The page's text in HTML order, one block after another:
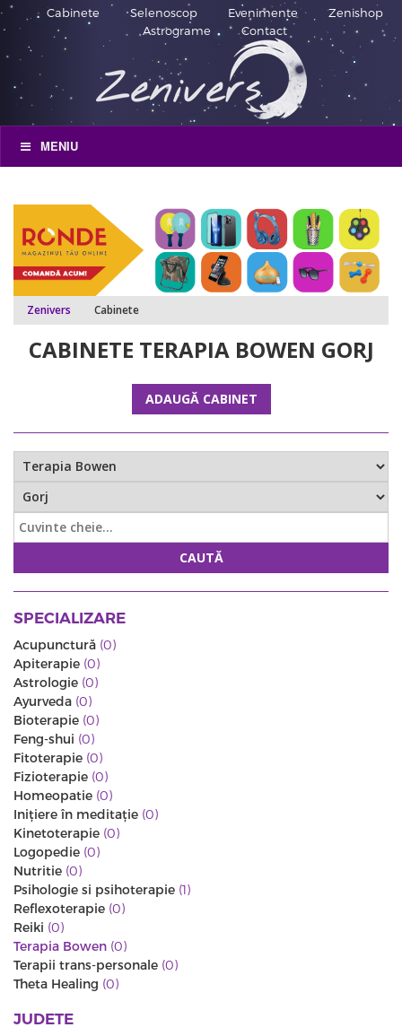
Cabinete Selenoscop Evenimente
Zenishop
Astrograme
Contact
MENIU
Zenivers Cabinete
CABINETE TERAPIA BOWEN GORJ
ADAUGĂ CABINET
CAUTĂ
SPECIALIZARE
Acupunctură (0)
Apiterapie (0)
Astrologie (0)
Ayurveda (0)
Bioterapie (0)
Feng-shui (0)
Fitoterapie (0)
Fizioterapie (0)
Homeopatie (0)
Iniţiere în meditaţie (0)
Kinetoterapie (0)
Logopedie (0)
Nutritie (0)
Psihologie si psihoterapie (1)
Reflexoterapie (0)
Reiki (0)
Terapia Bowen (0)
Terapii trans-personale (0)
Theta Healing (0)
JUDETE